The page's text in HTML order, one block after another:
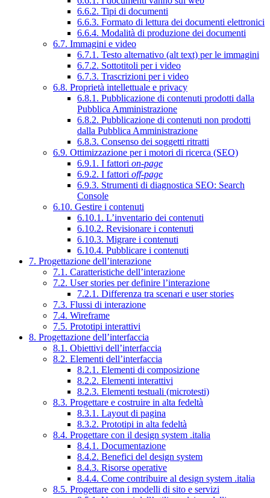
6.6.2. Tipi di documenti
6.6.3. Formato di lettura dei documenti elettronici
6.6.4. Modalità di produzione dei documenti
6.7. Immagini e video
6.7.1. Testo alternativo (alt text) per le immagini
6.7.2. Sottotitoli per i video
6.7.3. Trascrizioni per i video
6.8. Proprietà intellettuale e privacy
6.8.1. Pubblicazione di contenuti prodotti dalla
Pubblica Amministrazione
6.8.2. Pubblicazione di contenuti non prodotti
dalla Pubblica Amministrazione
6.8.3. Consenso dei soggetti ritratti
6.9. Ottimizzazione per i motori di ricerca (SEO)
6.9.1. I fattori on-page
6.9.2. I fattori off-page
6.9.3. Strumenti di diagnostica SEO: Search
Console
6.10. Gestire i contenuti
6.10.1. L’inventario dei contenuti
6.10.2. Revisionare i contenuti
6.10.3. Migrare i contenuti
6.10.4. Pubblicare i contenuti
7. Progettazione dell’interazione
7.1. Caratteristiche dell’interazione
7.2. User stories per definire l’interazione
7.2.1. Differenza tra scenari e user stories
7.3. Flussi di interazione
7.4. Wireframe
7.5. Prototipi interattivi
8. Progettazione dell’interfaccia
8.1. Obiettivi dell’interfaccia
8.2. Elementi dell’interfaccia
8.2.1. Elementi di composizione
8.2.2. Elementi interattivi
8.2.3. Elementi testuali (microtesti)
8.3. Progettare e costruire in alta fedeltà
8.3.1. Layout di pagina
8.3.2. Prototipi in alta fedeltà
8.4. Progettare con il design system .italia
8.4.1. Documentazione
8.4.2. Benefici del design system
8.4.3. Risorse operative
8.4.4. Come contribuire al design system .italia
8.5. Progettare con i modelli di sito e servizi